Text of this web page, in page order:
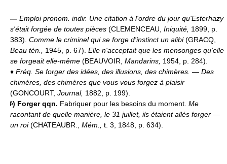
— Emploi pronom. indir. Une citation à l'ordre du jour qu'Esterhazy
s'était forgée de toutes pièces (CLEMENCEAU, Iniquité, 1899, p.
383). Comme le criminel qui se forge d'instinct un alibi(GRACQ,
Beau tén., 1945, p. 67). Elle n'acceptait que les mensonges qu'elle
se forgeait elle-même (BEAUVOIR, Mandarins, 1954, p. 284).
♦ Fréq. Se forger des idées, des illusions, des chimères. — Des
chimères, des chimères que vous vous forgez à plaisir
(GONCOURT, Journal, 1882, p. 199).
) Forger qqn. Fabriquer pour les besoins du moment. Me
racontant de quelle manière, le 31 juillet, ils étaient allés forger —
un roi(CHATEAUBR., Mém., t. 3, 1848, p. 634).